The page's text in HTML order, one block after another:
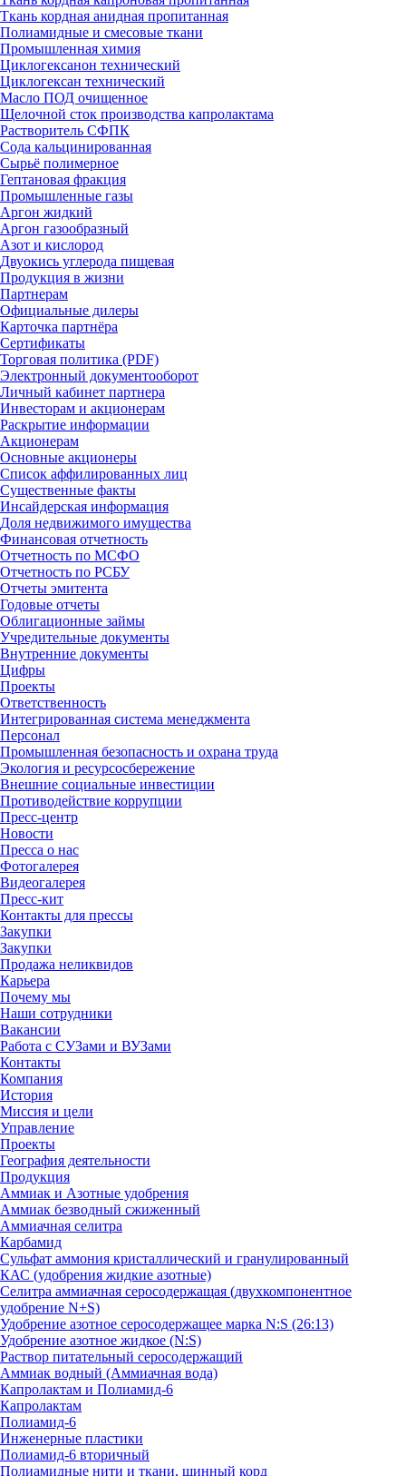
Ткань кордная анидная пропитанная
Полиамидные и смесовые ткани
Промышленная химия
Циклогексанон технический
Циклогексан технический
Масло ПОД очищенное
Щелочной сток производства капролактама
Растворитель СФПК
Сода кальцинированная
Сырьё полимерное
Гептановая фракция
Промышленные газы
Аргон жидкий
Аргон газообразный
Азот и кислород
Двуокись углерода пищевая
Продукция в жизни
Партнерам
Официальные дилеры
Карточка партнёра
Сертификаты
Торговая политика (PDF)
Электронный документооборот
Личный кабинет партнера
Инвесторам и акционерам
Раскрытие информации
Акционерам
Основные акционеры
Список аффилированных лиц
Существенные факты
Инсайдерская информация
Доля недвижимого имущества
Финансовая отчетность
Отчетность по МСФО
Отчетность по РСБУ
Отчеты эмитента
Годовые отчеты
Облигационные займы
Учредительные документы
Внутренние документы
Цифры
Проекты
Ответственность
Интегрированная система менеджмента
Персонал
Промышленная безопасность и охрана труда
Экология и ресурсосбережение
Внешние социальные инвестиции
Противодействие коррупции
Пресс-центр
Новости
Пресса о нас
Фотогалерея
Видеогалерея
Пресс-кит
Контакты для прессы
Закупки
Закупки
Продажа неликвидов
Карьера
Почему мы
Наши сотрудники
Вакансии
Работа с СУЗами и ВУЗами
Контакты
Компания
История
Миссия и цели
Управление
Проекты
География деятельности
Продукция
Аммиак и Азотные удобрения
Аммиак безводный сжиженный
Аммиачная селитра
Карбамид
Сульфат аммония кристаллический и гранулированный
КАС (удобрения жидкие азотные)
Селитра аммиачная серосодержащая (двухкомпонентное
удобрение N+S)
Удобрение азотное серосодержащее марка N:S (26:13)
Удобрение азотное жидкое (N:S)
Раствор питательный серосодержащий
Аммиак водный (Аммиачная вода)
Капролактам и Полиамид-6
Капролактам
Полиамид-6
Инженерные пластики
Полиамид-6 вторичный
Полиамидные нити и ткани, шинный корд